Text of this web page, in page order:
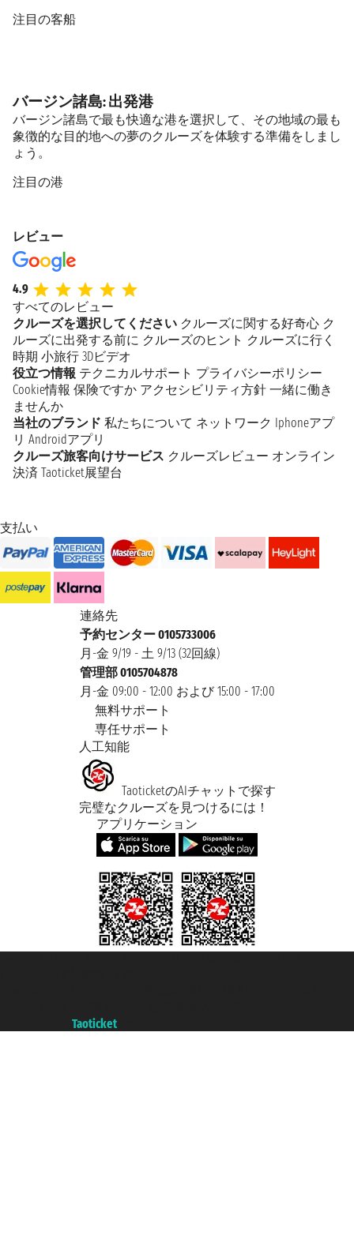
注目の客船
バージン諸島: 出発港
バージン諸島で最も快適な港を選択して、その地域の最も
象徴的な目的地への夢のクルーズを体験する準備をしまし
ょう。
注目の港
レビュー
4.9
すべてのレビュー
クルーズを選択してください クルーズに関する好奇心 ク
ルーズに出発する前に クルーズのヒント クルーズに行く
時期 小旅行 3Dビデオ
役立つ情報 テクニカルサポート プライバシーポリシー
Cookie情報 保険ですか アクセシビリティ方針 一緒に働き
ませんか
当社のブランド 私たちについて ネットワーク Iphoneアプ
リ Androidアプリ
クルーズ旅客向けサービス クルーズレビュー オンライン
決済 Taoticket展望台
支払い
連絡先
予約センター 0105733006
月-金 9/19 - 土 9/13 (32回線)
管理部 0105704878
月-金 09:00 - 12:00 および 15:00 - 17:00
無料サポート
専任サポート
人工知能
TaoticketのAIチャットで探す
完璧なクルーズを見つけるには！
アプリケーション
Taoticket